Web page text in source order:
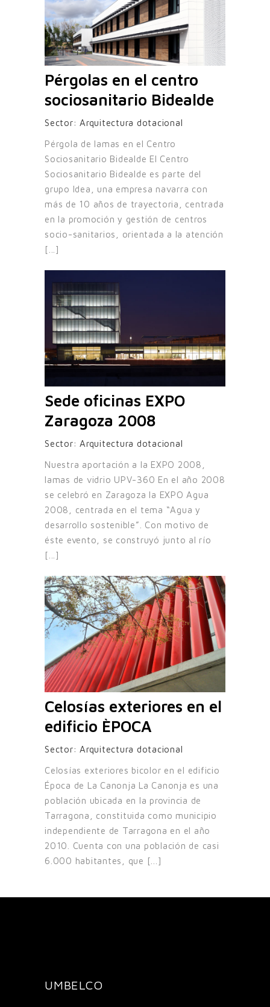
Pérgolas en el centro
sociosanitario Bidealde
Sector: Arquitectura dotacional
Pérgola de lamas en el Centro
Sociosanitario Bidealde El Centro
Sociosanitario Bidealde es parte del
grupo Idea, una empresa navarra con
más de 10 años de trayectoria, centrada
en la promoción y gestión de centros
socio-sanitarios, orientada a la atención
[...]
Sede oficinas EXPO
Zaragoza 2008
Sector: Arquitectura dotacional
Nuestra aportación a la EXPO 2008,
lamas de vidrio UPV-360 En el año 2008
se celebró en Zaragoza la EXPO Agua
2008, centrada en el tema “Agua y
desarrollo sostenible”. Con motivo de
éste evento, se construyó junto al río
[...]
Celosías exteriores en el
edificio ÈPOCA
Sector: Arquitectura dotacional
Celosías exteriores bicolor en el edificio
Época de La Canonja La Canonja es una
población ubicada en la provincia de
Tarragona, constituida como municipio
independiente de Tarragona en el año
2010. Cuenta con una población de casi
6.000 habitantes, que [...]
UMBELCO